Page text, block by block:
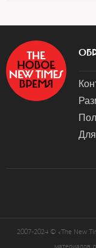
2007-2024 © «The New
материалов